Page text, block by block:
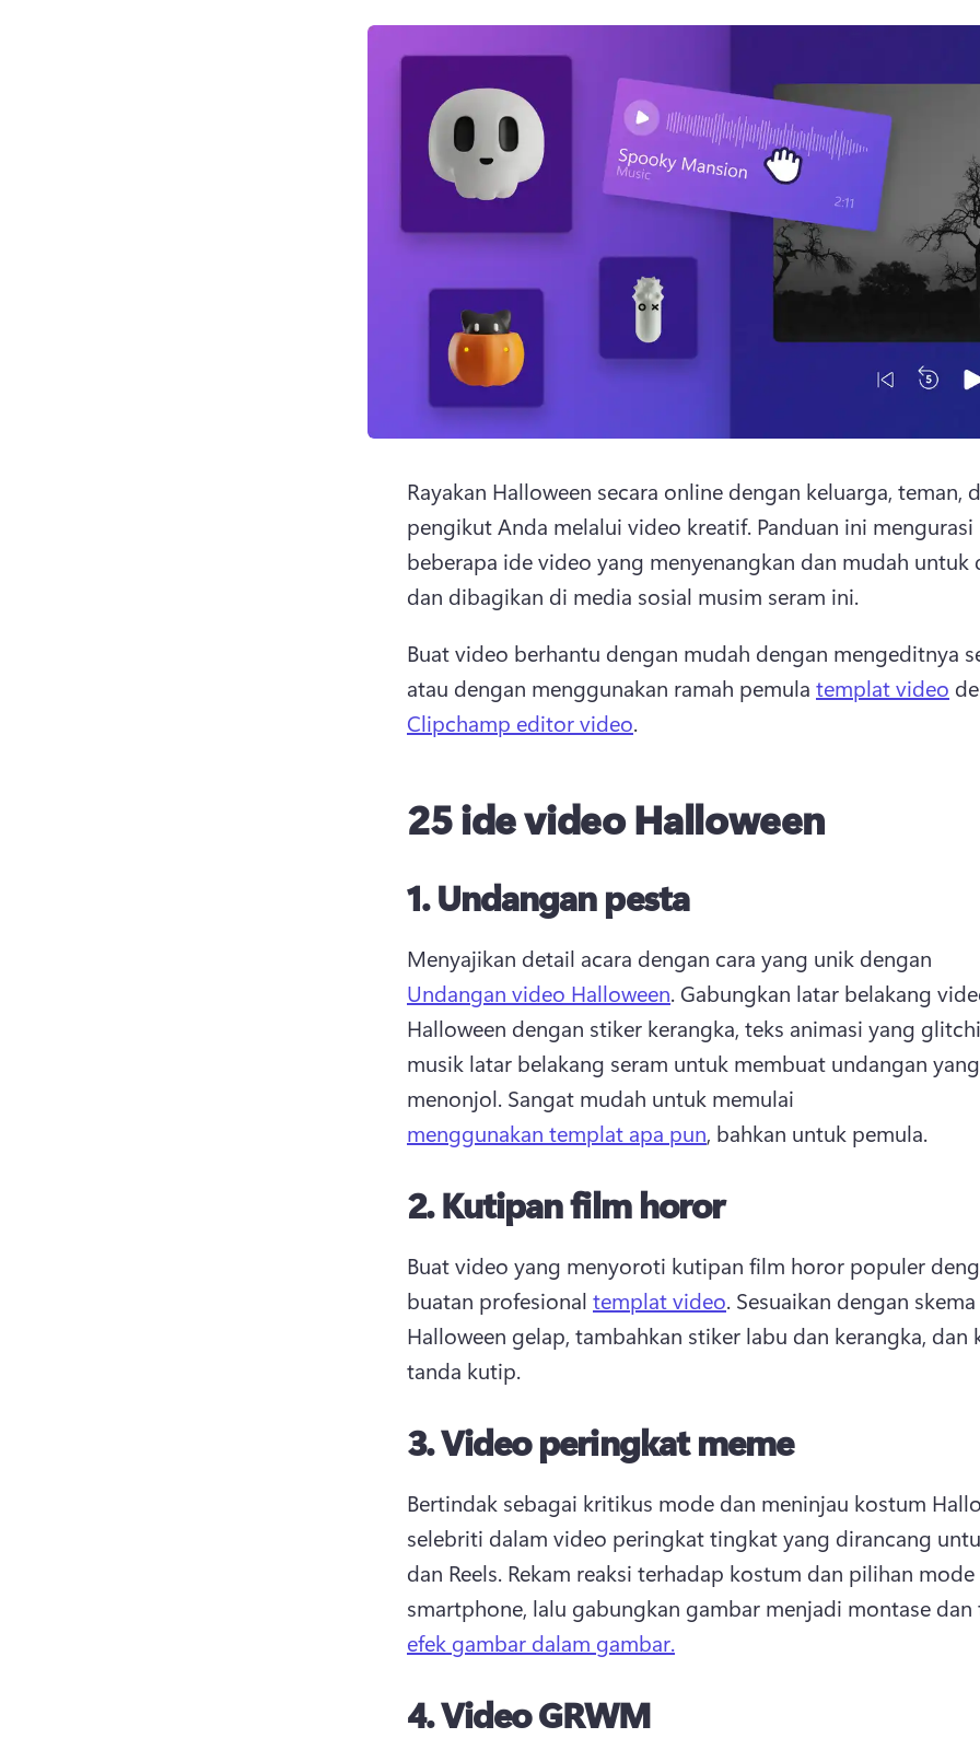
Rayakan Halloween secara online dengan keluarga, teman,
pengikut Anda melalui video kreatif. Panduan ini mengurasi
beberapa ide video yang menyenangkan dan mudah untuk
dan dibagikan di media sosial musim seram ini.
Buat video berhantu dengan mudah dengan mengeditnya
atau dengan menggunakan ramah pemula templat video
Clipchamp editor video.
25 ide video Halloween
1.Undangan pesta
Menyajikan detail acara dengan cara yang unik dengan
Undangan video Halloween. Gabungkan latar belakang
Halloween dengan stiker kerangka, teks animasi yang
musik latar belakang seram untuk membuat undangan yang
menonjol. Sangat mudah untuk memulai
menggunakan templat apa pun, bahkan untuk pemula.
2.Kutipan film horor
Buat video yang menyoroti kutipan film horor populer
buatan profesional templat video. Sesuaikan dengan
Halloween gelap, tambahkan stiker labu dan kerangka, dan
tanda kutip.
3.Video peringkat meme
Bertindak sebagai kritikus mode dan meninjau kostum
selebriti dalam video peringkat tingkat yang dirancang
dan Reels. Rekam reaksi terhadap kostum dan pilihan
efek gambar dalam gambar.
4.Video GRWM